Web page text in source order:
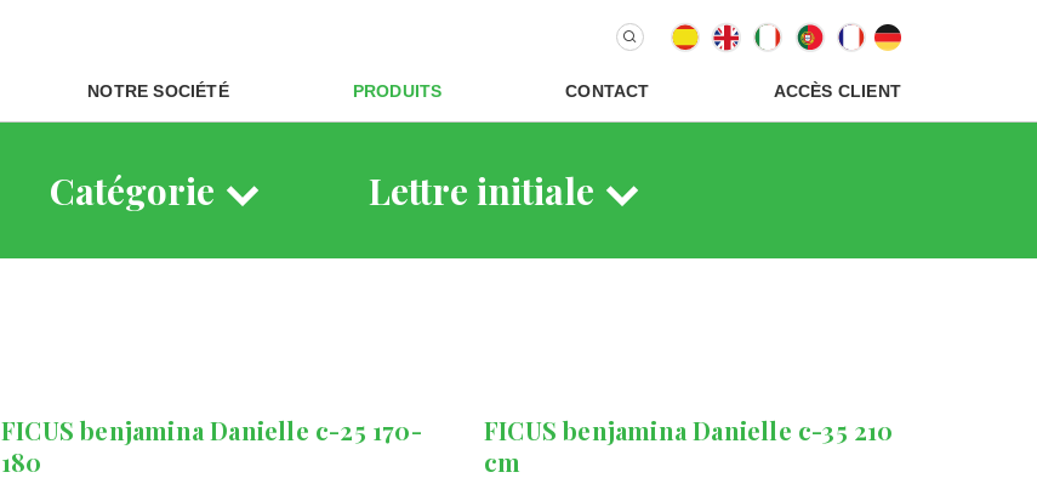
NOTRE SOCIÉTÉ PRODUITS CONTACT ACCÈS CLIENT
Catégorie Lettre initiale
FICUS benjamina Danielle c-25 170-
180
FICUS benjamina Danielle c-35 210
cm